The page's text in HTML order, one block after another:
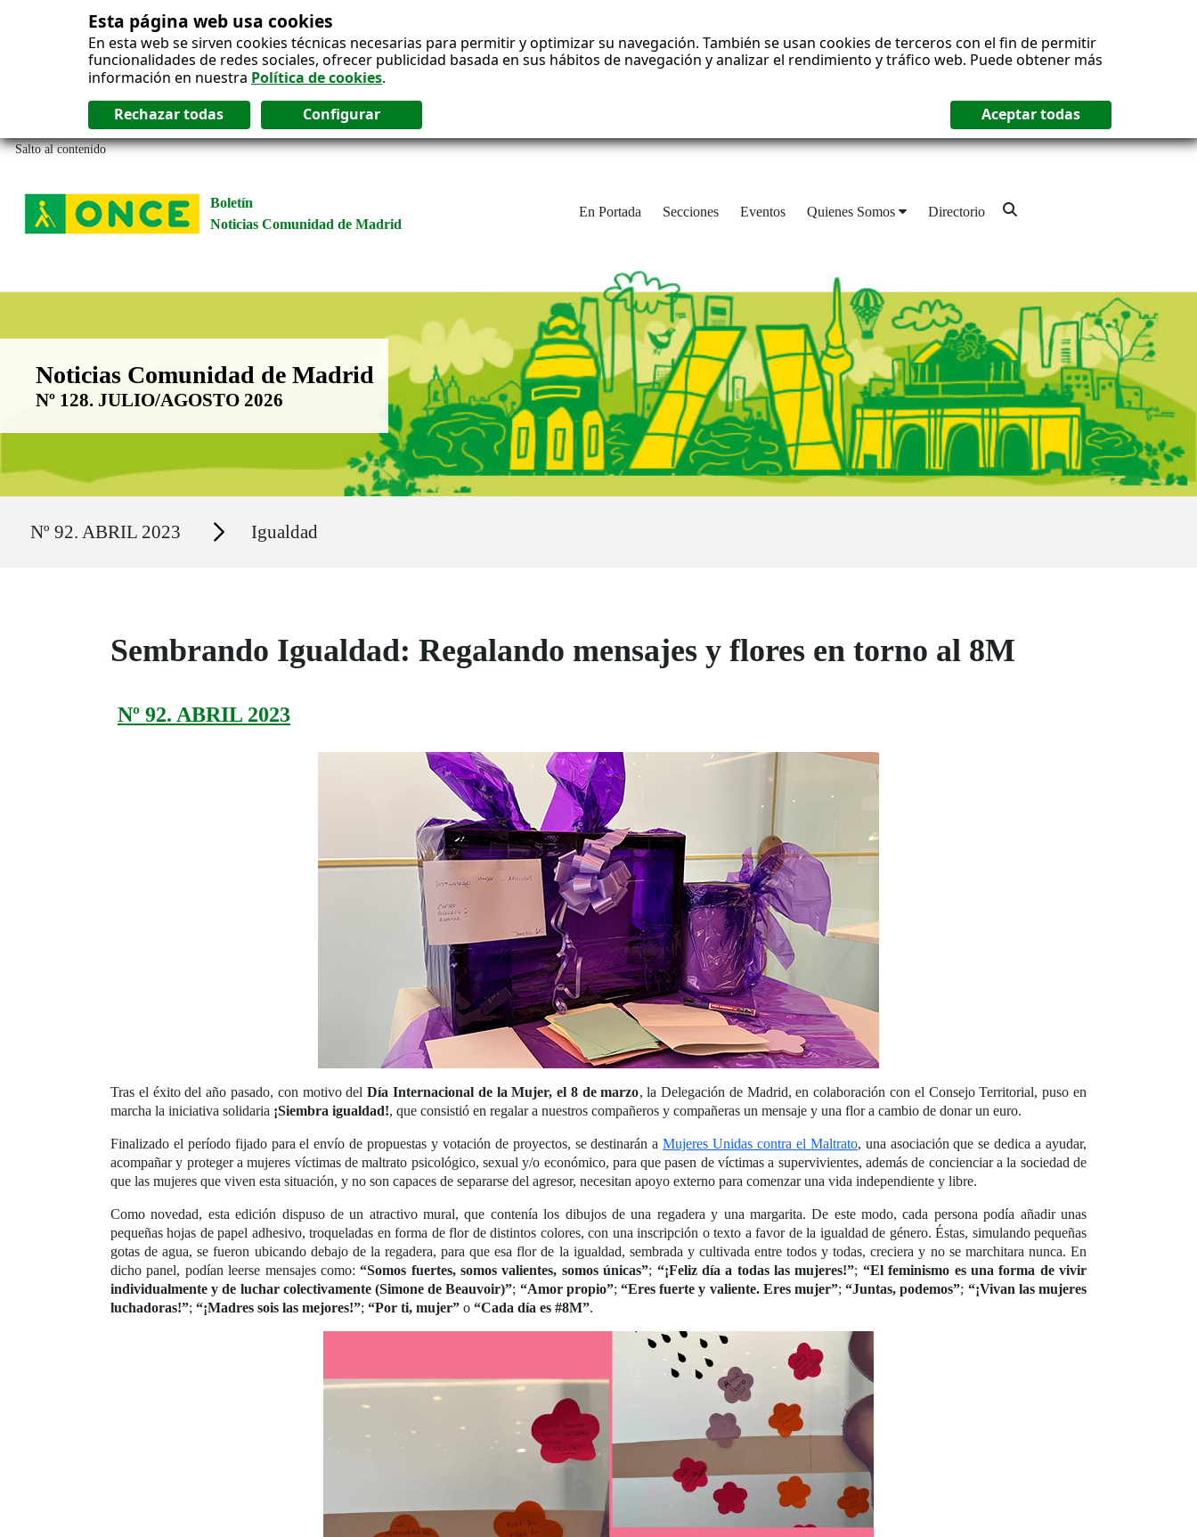
Esta página web usa cookies
En esta web se sirven cookies técnicas necesarias para permitir y optimizar su navegación. También se usan cookies de terceros con el fin de permitir
funcionalidades de redes sociales, ofrecer publicidad basada en sus hábitos de navegación y analizar el rendimiento y tráfico web. Puede obtener más
información en nuestra Política de cookies.
Salto al contenido
Boletín
Noticias Comunidad de Madrid
En Portada Secciones Eventos Quienes Somos Directorio
Boletín Noticias Comunidad de Madrid
Noticias Comunidad de Madrid
Nº 128. JULIO/AGOSTO 2026
Nº 92. ABRIL 2023 Secciones Igualdad
Sembrando Igualdad: Regalando mensajes y flores en torno al 8M
Nº 92. ABRIL 2023
Tras el éxito del año pasado, con motivo delDía Internacional de la Mujer, el 8 de marzo, la Delegación de Madrid, en colaboración con el Consejo Territorial, puso en
marcha la iniciativa solidaria ¡Siembra igualdad!, que consistió en regalar a nuestros compañeros y compañeras un mensaje y una flor a cambio de donar un euro.
Finalizado el período fijado para el envío de propuestas y votación de proyectos, se destinarán aMujeres Unidas contra el Maltrato, una asociación que se dedica a ayudar,
acompañar y proteger a mujeres víctimas de maltrato psicológico, sexual y/o económico, para que pasen de víctimas a supervivientes, además de concienciar a la sociedad de
que las mujeres que viven esta situación, y no son capaces de separarse del agresor, necesitan apoyo externo para comenzar una vida independiente y libre.
Como novedad, esta edición dispuso de un atractivo mural, que contenía los dibujos de una regadera y una margarita. De este modo, cada persona podía añadir unas
pequeñas hojas de papel adhesivo, troqueladas en forma de flor de distintos colores, con una inscripción o texto a favor de la igualdad de género. Éstas, simulando pequeñas
gotas de agua, se fueron ubicando debajo de la regadera, para que esa flor de la igualdad, sembrada y cultivada entre todos y todas, creciera y no se marchitara nunca. En
dicho panel, podían leerse mensajes como:“Somos fuertes, somos valientes, somos únicas”; “¡Feliz día a todas las mujeres!”; “El feminismo es una forma de vivir
individualmente y de luchar colectivamente (Simone de Beauvoir)”; “Amor propio”;“Eres fuerte y valiente. Eres mujer”;“Juntas, podemos”; “¡Vivan las mujeres
luchadoras!”; “¡Madres sois las mejores!”; “Por ti, mujer” o “Cada día es #8M”.